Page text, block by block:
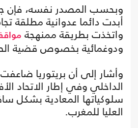
وبحسب المصدر نفسه، فإن
أبدت دائما عدوانية مطلقة
واتخذت بطريقة ممنهجة
ودوغمائية بخصوص قضية
وأشار إلى أن بريتوريا
الداخلي وفي إطار الاتحاد
سلوكياتها المعادية بشكل
العليا للمغرب.